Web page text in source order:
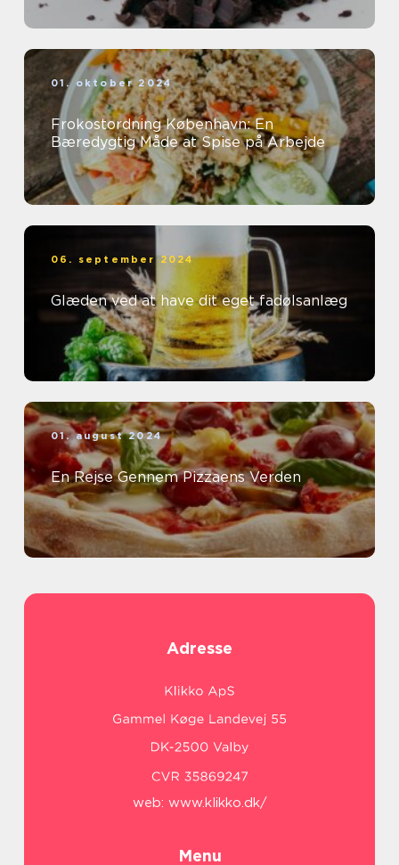
01. oktober 2024
Frokostordning København: En
Bæredygtig Måde at Spise på Arbejde
06. september 2024
Glæden ved at have dit eget fadølsanlæg
01. august 2024
En Rejse Gennem Pizzaens Verden
Adresse
web: www.klikko.dk/
Menu